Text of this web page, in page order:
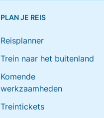
PLAN JE REIS
Reisplanner
Trein naar het buitenland
Komende
werkzaamheden
Treintickets